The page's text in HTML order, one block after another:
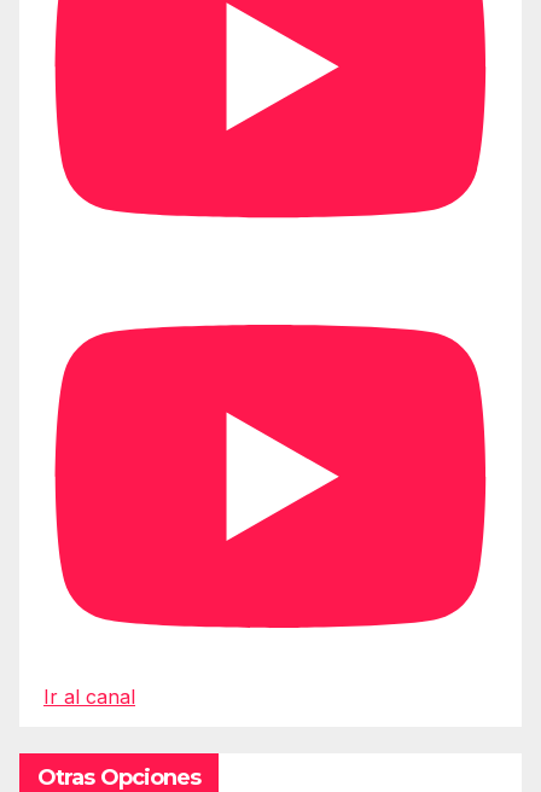
Ir al canal
Otras Opciones